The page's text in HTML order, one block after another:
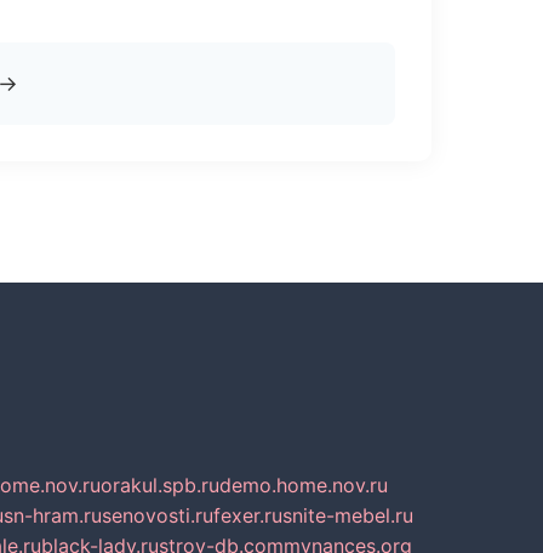
→
orakul.spb.rudemo.home.nov.ru
sn-hram.rusenovosti.rufexer.rusnite-mebel.ru
black-lady.rustroy-db.commynances.org